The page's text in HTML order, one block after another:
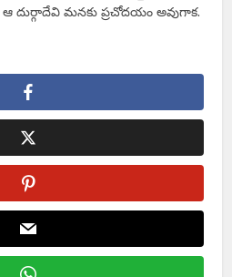
దుర్గాదేవి మనకు ప్రచోదయం అవుగాక.